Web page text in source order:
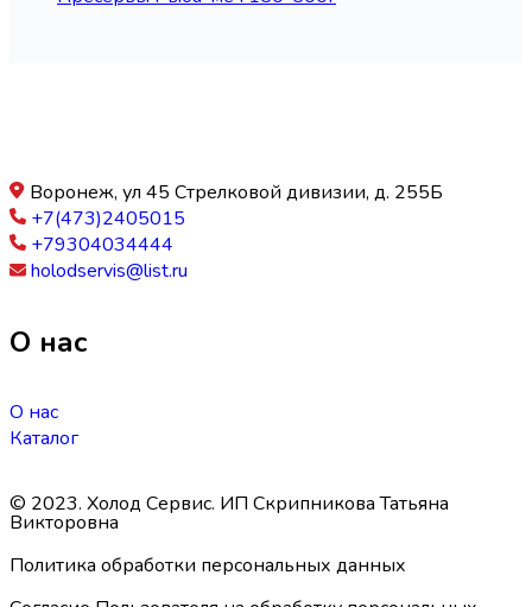
Воронеж, ул 45 Стрелковой дивизии, д. 255Б
+7(473)2405015
+79304034444
holodservis@list.ru
О нас
О нас
Каталог
© 2023. Холод Сервис. ИП Скрипникова Татьяна
Викторовна
Политика обработки персональных данных